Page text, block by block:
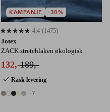
Jotex
ZACK stretchlaken økologisk
132,-189,-
Rask levering
12 farger
+7
4,4 basert på 1475 karaktergivninger
4,4 (1475)
KAMPANJE -30%